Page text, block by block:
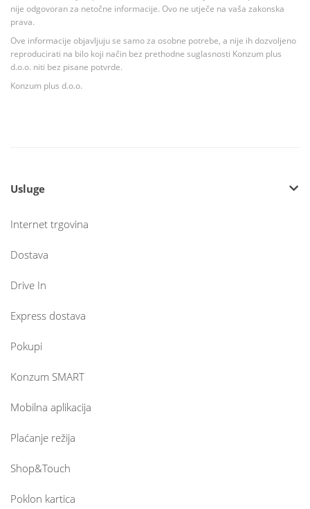
nije odgovoran za netočne informacije. Ovo ne utječe na vaša zakonska
prava.
Ove informacije objavljuju se samo za osobne potrebe, a nije ih dozvoljeno
reproducirati na bilo koji način bez prethodne suglasnosti Konzum plus
d.o.o. niti bez pisane potvrde.
Konzum plus d.o.o.
Usluge
Internet trgovina
Dostava
Drive In
Express dostava
Pokupi
Konzum SMART
Mobilna aplikacija
Plaćanje režija
Shop&Touch
Poklon kartica